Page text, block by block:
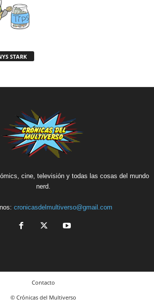
STARK
cine, televisión y todas las cosas del mundo
nerd.
cronicasdelmultiverso@gmail.com
Contacto
© Crónicas del Multiverso